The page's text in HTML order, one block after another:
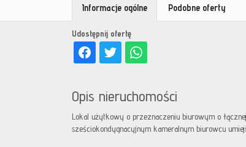
Udostępnij ofertę
Informacje ogólne Podobne oferty
Opis nieruchomości
Lokal użytkowy o przeznaczeniu biurowym o
sześciokondygnacyjnym kameralnym biurowcu